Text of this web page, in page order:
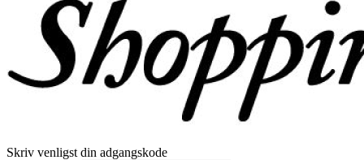
Skriv venligst din adgangskode